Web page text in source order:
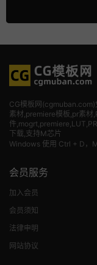
CG模板网
素材 ,premiere模板,pr素材
件
下载,支持M芯片
Windows 使用 Ctrl + D，
会员服务
加入会员
会员须知
法律申明
网站协议